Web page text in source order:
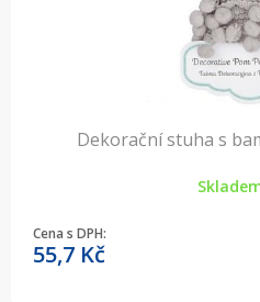
Dekorační stuha s
Cena s DPH:
55,7 Kč